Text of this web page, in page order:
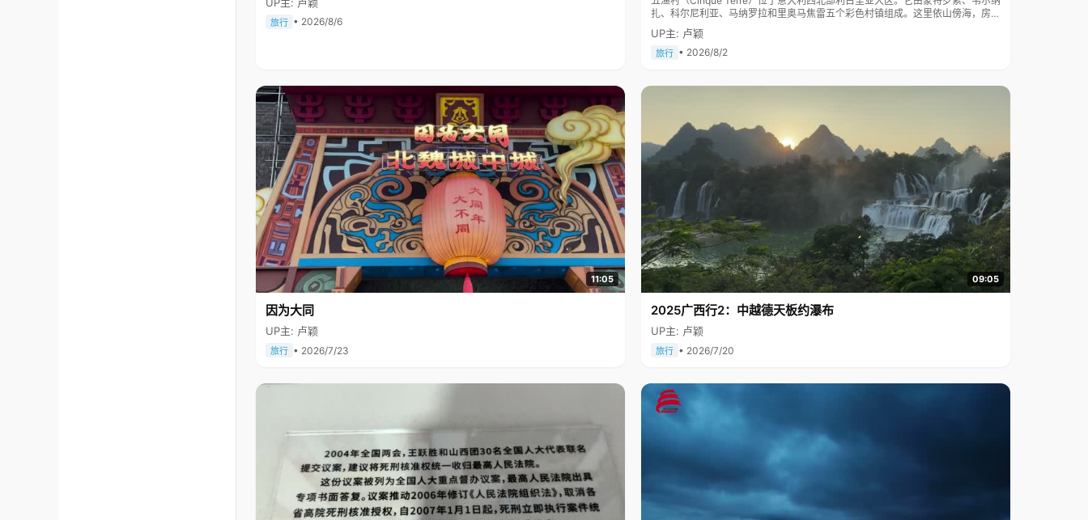
旅行 • 2026/8/6
扎、科尔尼利亚、马纳罗拉和里奥马焦雷五个彩色村镇组成。这里依山傍海，房屋
色彩斑斓，1997年被列为世界文化遗产。
UP主: 卢颖
旅行 • 2026/8/2
11:05
因为大同
UP主: 卢颖
旅行 • 2026/7/23
09:05
2025广西行2：中越德天板约瀑布
UP主: 卢颖
旅行 • 2026/7/20